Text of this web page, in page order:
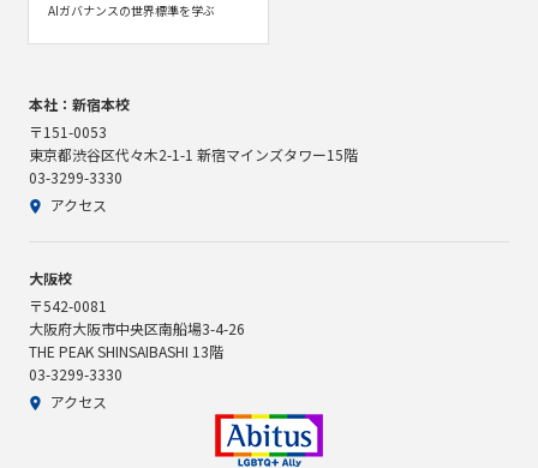
AIガバナンスの世界標準を学ぶ
本社：新宿本校
〒151-0053
東京都渋谷区代々木2-1-1 新宿マインズタワー15階
03-3299-3330
アクセス
大阪校
〒542-0081
大阪府大阪市中央区南船場3-4-26
THE PEAK SHINSAIBASHI 13階
03-3299-3330
アクセス